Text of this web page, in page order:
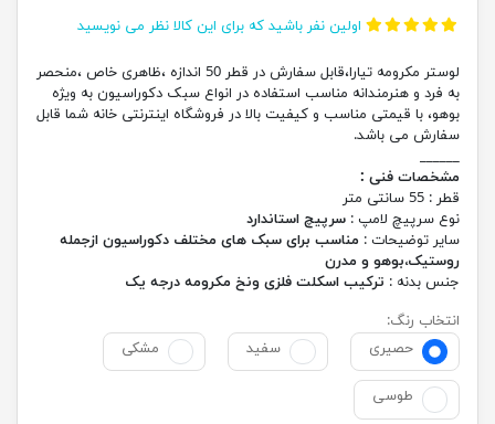
اولین نفر باشید که برای این کالا نظر می نویسید
لوستر مکرومه تیارا،قابل سفارش در قطر 50 اندازه ،ظاهری خاص ،منحصر
به فرد و هنرمندانه مناسب استفاده در انواع سبک دکوراسیون به ویژه
بوهو، با قیمتی مناسب و کیفیت بالا در فروشگاه اینترنتی خانه شما قابل
سفارش می باشد.
______
مشخصات فنی :
قطر : 55 سانتی متر
نوع سرپیچ لامپ : سرپیچ استاندارد
سایر توضیحات : مناسب برای سبک های مختلف دکوراسیون ازجمله
روستیک،بوهو و مدرن
جنس بدنه : ترکیب اسکلت فلزی ونخ مکرومه درجه یک
انتخاب رنگ:
حصیری
سفید مشکی
طوسی